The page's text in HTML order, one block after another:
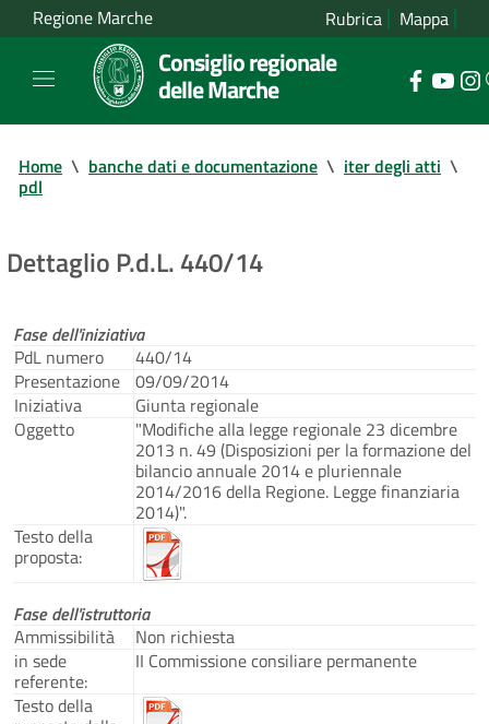
Regione Marche Rubrica Mappa
Consiglio regionale
delle Marche
Home \ banche dati e documentazione \ iter degli atti \
pdl
Dettaglio P.d.L. 440/14
Fase dell'iniziativa
PdL numero
440/14
Presentazione 09/09/2014
Iniziativa
Giunta regionale
Oggetto
"Modifiche alla legge regionale 23 dicembre
2013 n. 49 (Disposizioni per la formazione del
bilancio annuale 2014 e pluriennale
2014/2016 della Regione. Legge finanziaria
2014)".
Testo della
proposta:
Fase dell'istruttoria
Ammissibilità
Non richiesta
in sede
referente:
II Commissione consiliare permanente
Testo della